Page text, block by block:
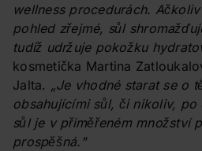
wellness procedurách.
pohled zřejmé, sůl
tudíž udržuje pokožku
kosmetička Martina
Jalta. „Je vhodné starat se o
obsahujícími sůl, či nikoliv,
sůl je v přiměřeném množství
prospěšná."